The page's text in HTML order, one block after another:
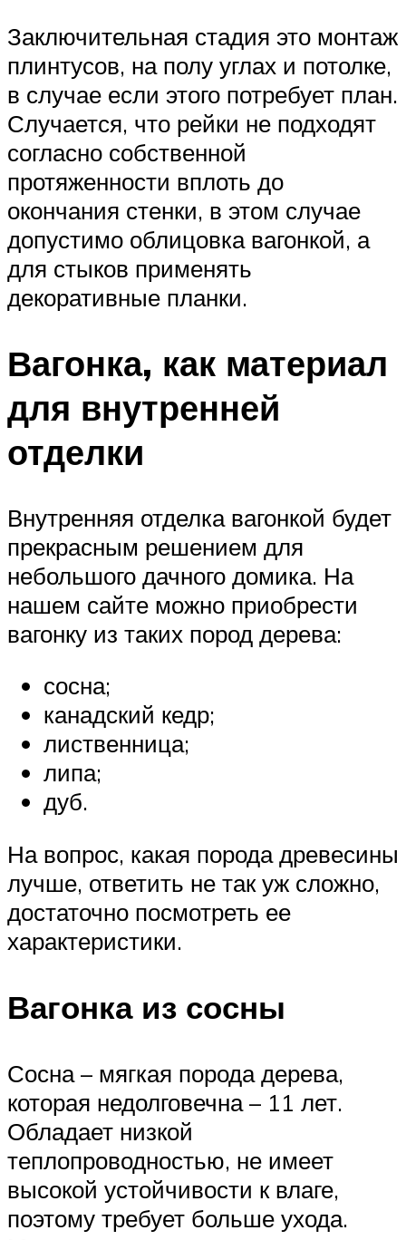
Заключительная стадия это монтаж
плинтусов, на полу углах и потолке,
в случае если этого потребует план.
Случается, что рейки не подходят
согласно собственной
протяженности вплоть до
окончания стенки, в этом случае
допустимо облицовка вагонкой, а
для стыков применять
декоративные планки.
Вагонка, как материал
для внутренней
отделки
Внутренняя отделка вагонкой будет
прекрасным решением для
небольшого дачного домика. На
нашем сайте можно приобрести
вагонку из таких пород дерева:
сосна;
канадский кедр;
лиственница;
липа;
дуб.
На вопрос, какая порода древесины
лучше, ответить не так уж сложно,
достаточно посмотреть ее
характеристики.
Вагонка из сосны
Сосна – мягкая порода дерева,
которая недолговечна – 11 лет.
Обладает низкой
теплопроводностью, не имеет
высокой устойчивости к влаге,
поэтому требует больше ухода.